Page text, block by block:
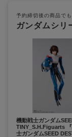
予約締切後の商品で
ガンダムシリ
機動戦士ガンダム
TINY_S.H.Figuarts
士ガンダムSEED